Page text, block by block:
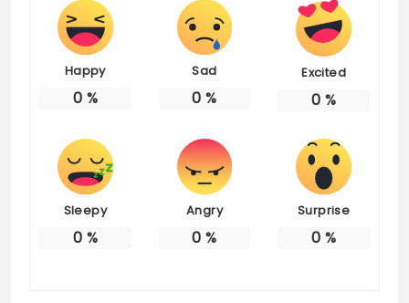
Happy
0 %
Sad
0 %
Excited
0 %
Sleepy
0 %
Angry
0 %
Surprise
0 %